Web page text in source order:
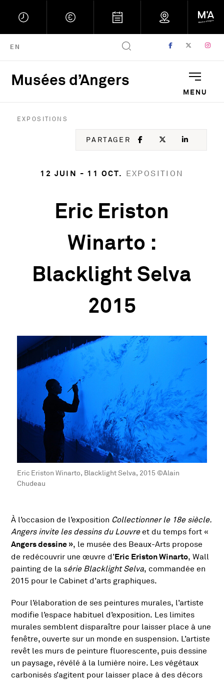
EN FACEBOOK
, OUVRETWITTER
,
Musées d’Angers Musées d'Angers :
MENU
EXPOSITIONS
PARTAGER FACEBOOK
, OUVRE UNE
TWITTER
, OUVRE
12 JUIN - 11 OCT. EXPOSITION
Eric Eriston
Winarto :
Blacklight Selva
2015
Eric Eriston Winarto, Blacklight Selva, 2015 ©Alain
Chudeau
Présentation de
À l’occasion de l’exposition Collectionner le 18e siècle.
Angers invite les dessins du Louvreet du temps fort «
Angers dessine », le musée des Beaux-Arts propose
de redécouvrir une œuvre d’Eric Eriston Winarto, Wall
painting de la série Blacklight Selva, commandée en
2015 pour le Cabinet d’arts graphiques.
Pour l’élaboration de ses peintures murales, l’artiste
modifie l’espace habituel d’exposition. Les limites
murales semblent disparaître pour laisser place à une
fenêtre, ouverte sur un monde en suspension. L’artiste
revêt les murs de peinture fluorescente, puis dessine
un paysage, révélé à la lumière noire. Les végétaux
carbonisés s’agitent pour laisser place à des décors